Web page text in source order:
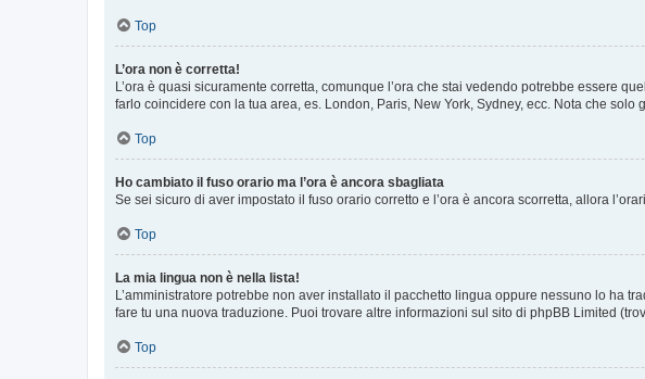
Top
L’ora non è corretta!
L’ora è quasi sicuramente corretta, comunque l’ora che stai vedendo potrebbe essere
farlo coincidere con la tua area, es. London, Paris, New York, Sydney, ecc. Nota che
Top
Ho cambiato il fuso orario ma l’ora è ancora sbagliata
Se sei sicuro di aver impostato il fuso orario corretto e l’ora è ancora scorretta, allora
Top
La mia lingua non è nella lista!
L’amministratore potrebbe non aver installato il pacchetto lingua oppure nessuno lo ha
fare tu una nuova traduzione. Puoi trovare altre informazioni sul sito di phpBB Limited
Top